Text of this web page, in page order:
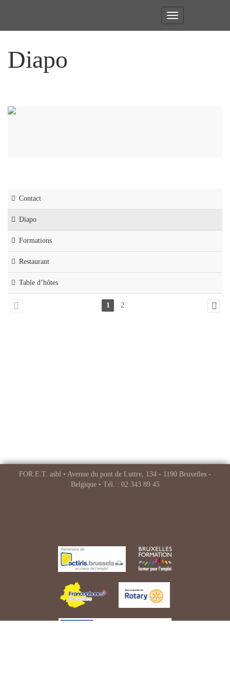
Toggle
navigation
Diapo
Contact
Diapo
Formations
Restaurant
Table d’hôtes
1 2
FOR.E.T. asbl • Avenue du pont de Luttre, 134 - 1190 Bruxelles -
Belgique • Tél. : 02 343 89 45